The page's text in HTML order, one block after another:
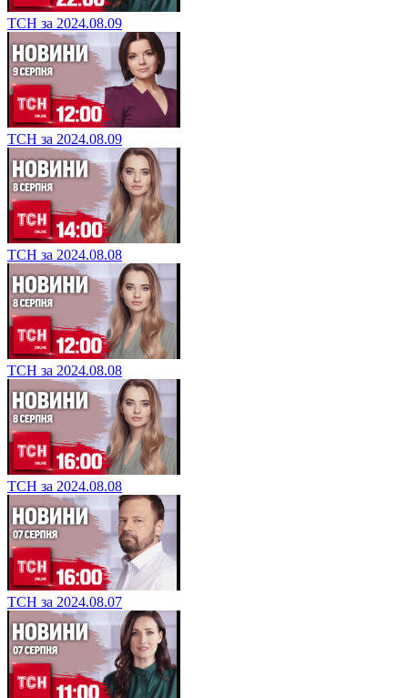
ТСН за 2024.08.09
ТСН за 2024.08.09
ТСН за 2024.08.08
ТСН за 2024.08.08
ТСН за 2024.08.08
ТСН за 2024.08.07